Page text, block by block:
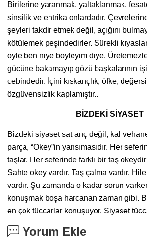
Birilerine yaranmak, yaltaklanmak,
sinsilik ve entrika onlardadır.
şeyleri takdir etmek değil, açığını
kötülemek peşindedirler. Sürekli
öyle ben niye böyleyim diye.
gücüne bakamayıp gözü başkalarının
cebindedir. İçini kıskançlık, öfke,
özgüvensizlik kaplamıştır..
BİZDEKİ SİYASET
Bizdeki siyaset satranç değil,
parça, “Okey”in yansımasıdır. Her
taşlar. Her seferinde farklı bir taş
Sahte okey vardır. Taş çalma vardır.
vardır. Şu zamanda o kadar sorun
konuşmak boşa harcanan zaman gibi.
en çok tüccarlar konuşuyor. Siyaset
Yorum Ekle